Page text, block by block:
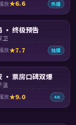
放 6.6 热播
· 终极预告
卫
放 7.7 独播
· 票房口碑双爆
温
放 9.0 4K